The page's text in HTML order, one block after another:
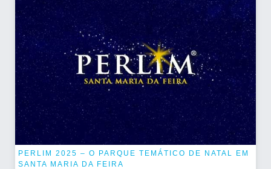
PERLIM 2025 – O PARQUE TEMÁTICO DE NATAL EM
SANTA MARIA DA FEIRA